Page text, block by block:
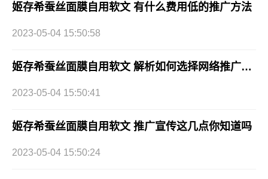
姬存希蚕丝面膜自用软文 有什么费用低的推广方法
2023-05-04 15:50:58
姬存希蚕丝面膜自用软文 解析如何选择网络推广公司
2023-05-04 15:50:41
姬存希蚕丝面膜自用软文 推广宣传这几点你知道吗
2023-05-04 15:50:24